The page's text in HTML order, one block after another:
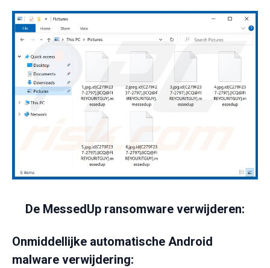
De MessedUp ransomware verwijderen:
Onmiddellijke automatische Android
malware verwijdering: